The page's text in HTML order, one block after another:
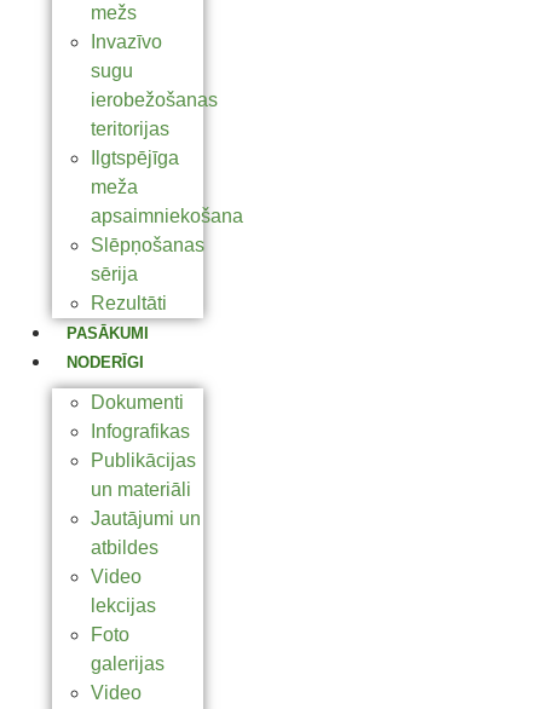
mežs
Invazīvo
sugu
ierobežošanas
teritorijas
Ilgtspējīga
meža
apsaimniekošana
Slēpņošanas
sērija
Rezultāti
PASĀKUMI
NODERĪGI
Dokumenti
Infografikas
Publikācijas
un materiāli
Jautājumi un
atbildes
Video
lekcijas
Foto
galerijas
Video